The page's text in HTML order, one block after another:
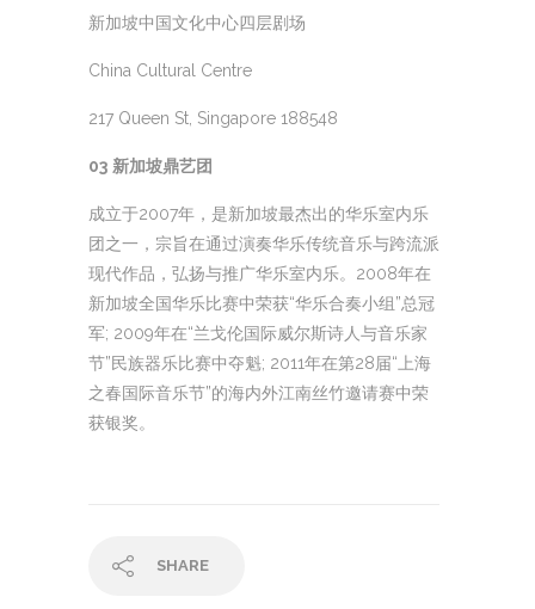
新加坡中国文化中心四层剧场
China Cultural Centre
217 Queen St, Singapore 188548
03 新加坡鼎艺团
成立于2007年，是新加坡最杰出的华乐室内乐
团之一，宗旨在通过演奏华乐传统音乐与跨流派
现代作品，弘扬与推广华乐室内乐。2008年在
新加坡全国华乐比赛中荣获“华乐合奏小组”总冠
军; 2009年在“兰戈伦国际威尔斯诗人与音乐家
节”民族器乐比赛中夺魁; 2011年在第28届“上海
之春国际音乐节”的海内外江南丝竹邀请赛中荣
获银奖。
SHARE